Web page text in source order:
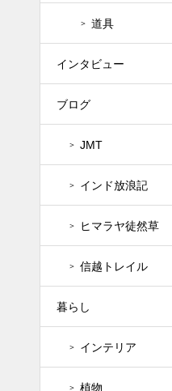
道具
インタビュー
ブログ
JMT
インド放浪記
ヒマラヤ徒然草
信越トレイル
暮らし
インテリア
植物